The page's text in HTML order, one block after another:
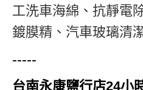
工洗車海綿、抗靜電
鍍膜精、汽車玻璃清
-----
台南永康鹽行店24小